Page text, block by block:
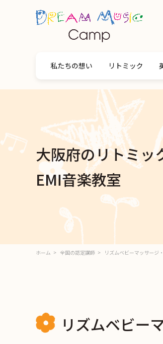
私たちの想い リトミック
大阪府のリトミッ
EMI音楽教室
ホーム 全国の認定講師 リズムベビーマッサー
リズムベビー